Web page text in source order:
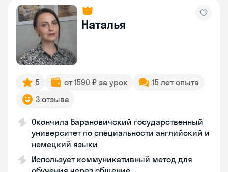
Наталья
5 от 1590 ₽ за урок
15 лет опыта
3 отзыва
Окончила Барановичский государственный
университет по специальности английский и
немецкий языки
Использует коммуникативный метод для